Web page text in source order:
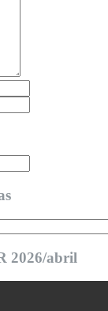
2026/abril